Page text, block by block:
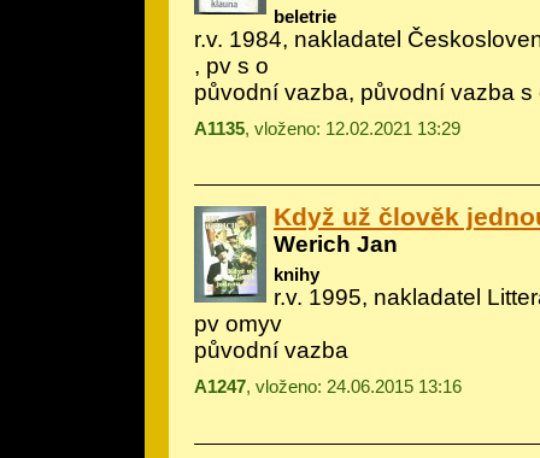
beletrie
r.v. 1984, nakladatel
, pv s o
původní vazba, původní vazba s
A1135, vloženo: 12.02.2021 13:29
Když už člověk
Werich Jan
knihy
r.v. 1995, nakladatel
pv omyv
původní vazba
A1247, vloženo: 24.06.2015 13:16